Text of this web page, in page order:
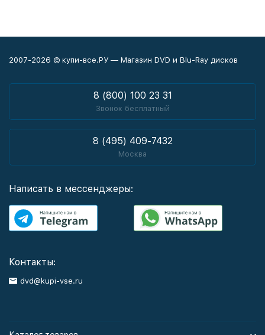
2007-2026 © купи-все.РУ — Магазин DVD и Blu-Ray дисков
8 (800) 100 23 31
Звонок бесплатный
8 (495) 409-7432
Москва
Написать в мессенджеры:
Контакты:
dvd@kupi-vse.ru